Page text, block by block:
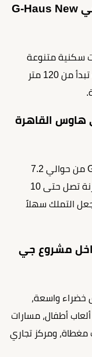
ما هي أنواع ومساحات الوحدات في G-Haus New
سكنية متنوعة
تشمل شقق فاخرة وتاون هاوس، بمساحات تبدأ من 120 متر
هاوس القاهرة
تبدأ أسعار الشقق في G-Haus New Cairo من حوالي 7.2
مليون جنيه مصري، وتتوفر أنظمة سداد مرنة تصل حتى 10
فقط، مما يجعل التملك سهلاً
مشروع جي
خضراء واسعة،
أطفال، مسارات
أمن وحراسة 24/7، جراجات مغطاة، ومركز تجاري